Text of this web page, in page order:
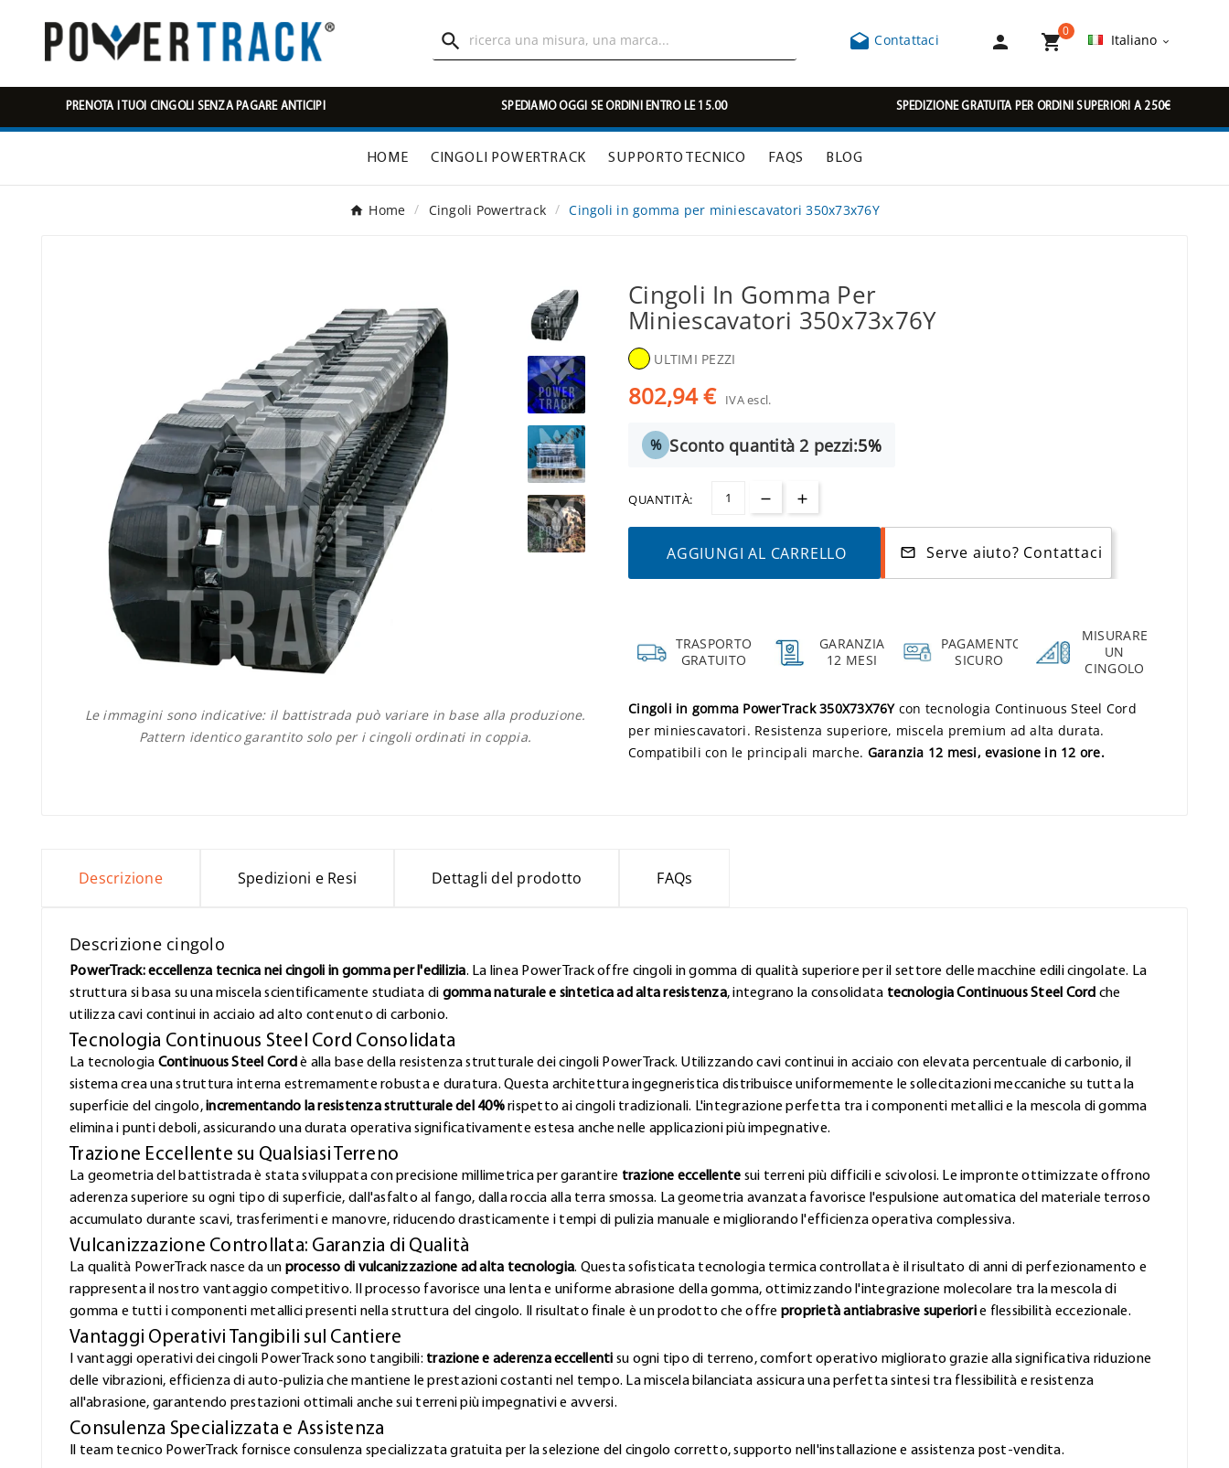
  Contattaci  
0
Italiano 
PRENOTA I TUOI CINGOLI SENZA PAGARE ANTICIPI SPEDIAMO OGGI SE ORDINI ENTRO LE 15.00 SPEDIZIONE GRATUITA PER ORDINI SUPERIORI A 250€
HOME CINGOLI POWERTRACK SUPPORTO TECNICO FAQS BLOG
Home Cingoli Powertrack Cingoli in gomma per miniescavatori 350x73x76Y
Le immagini sono indicative: il battistrada può variare in base alla produzione.
Pattern identico garantito solo per i cingoli ordinati in coppia.
Cingoli In Gomma Per
Miniescavatori 350x73x76Y
ULTIMI PEZZI
802,94 € IVA escl.
% Sconto quantità 2 pezzi:5%
QUANTITÀ:
AGGIUNGI AL CARRELLO mail_outline Serve aiuto? Contattaci
TRASPORTO
GRATUITO
GARANZIA
12 MESI
PAGAMENTO
SICURO
MISURARE
UN
CINGOLO
Cingoli in gomma PowerTrack 350X73X76Ycon tecnologia Continuous Steel Cord
per miniescavatori. Resistenza superiore, miscela premium ad alta durata.
Compatibili con le principali marche. Garanzia 12 mesi, evasione in 12 ore.
Descrizione Spedizioni e Resi Dettagli del prodotto FAQs
Descrizione cingolo
PowerTrack: eccellenza tecnica nei cingoli in gomma per l'edilizia. La linea PowerTrack offre cingoli in gomma di qualità superiore per il settore delle macchine edili cingolate. La
struttura si basa su una miscela scientificamente studiata di gomma naturale e sintetica ad alta resistenza, integrano la consolidata tecnologia Continuous Steel Cord che
utilizza cavi continui in acciaio ad alto contenuto di carbonio.
Tecnologia Continuous Steel Cord Consolidata
La tecnologia Continuous Steel Cord è alla base della resistenza strutturale dei cingoli PowerTrack. Utilizzando cavi continui in acciaio con elevata percentuale di carbonio, il
sistema crea una struttura interna estremamente robusta e duratura. Questa architettura ingegneristica distribuisce uniformemente le sollecitazioni meccaniche su tutta la
superficie del cingolo,incrementando la resistenza strutturale del 40%rispetto ai cingoli tradizionali. L'integrazione perfetta tra i componenti metallici e la mescola di gomma
elimina i punti deboli, assicurando una durata operativa significativamente estesa anche nelle applicazioni più impegnative.
Trazione Eccellente su Qualsiasi Terreno
La geometria del battistrada è stata sviluppata con precisione millimetrica per garantire trazione eccellente sui terreni più difficili e scivolosi. Le impronte ottimizzate offrono
aderenza superiore su ogni tipo di superficie, dall'asfalto al fango, dalla roccia alla terra smossa. La geometria avanzata favorisce l'espulsione automatica del materiale terroso
accumulato durante scavi, trasferimenti e manovre, riducendo drasticamente i tempi di pulizia manuale e migliorando l'efficienza operativa complessiva.
Vulcanizzazione Controllata: Garanzia di Qualità
La qualità PowerTrack nasce da un processo di vulcanizzazione ad alta tecnologia. Questa sofisticata tecnologia termica controllata è il risultato di anni di perfezionamento e
rappresenta il nostro vantaggio competitivo. Il processo favorisce una lenta e uniforme abrasione della gomma, ottimizzando l'integrazione molecolare tra la mescola di
gomma e tutti i componenti metallici presenti nella struttura del cingolo. Il risultato finale è un prodotto che offre proprietà antiabrasive superiorie flessibilità eccezionale.
Vantaggi Operativi Tangibili sul Cantiere
I vantaggi operativi dei cingoli PowerTrack sono tangibili: trazione e aderenza eccellenti su ogni tipo di terreno, comfort operativo migliorato grazie alla significativa riduzione
delle vibrazioni, efficienza di auto-pulizia che mantiene le prestazioni costanti nel tempo. La miscela bilanciata assicura una perfetta sintesi tra flessibilità e resistenza
all'abrasione, garantendo prestazioni ottimali anche sui terreni più impegnativi e avversi.
Consulenza Specializzata e Assistenza
Il team tecnico PowerTrack fornisce consulenza specializzata gratuita per la selezione del cingolo corretto, supporto nell'installazione e assistenza post-vendita.